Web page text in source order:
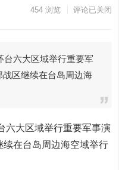
454浏览 评论已关闭
台六大区域举行重要军
区继续在台岛周边海
六大区域举行重要军事演
在台岛周边海空域举行